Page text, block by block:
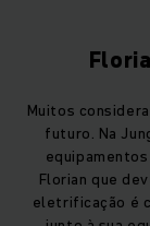
Muitos
futuro. Na
Florian que
eletrificação é